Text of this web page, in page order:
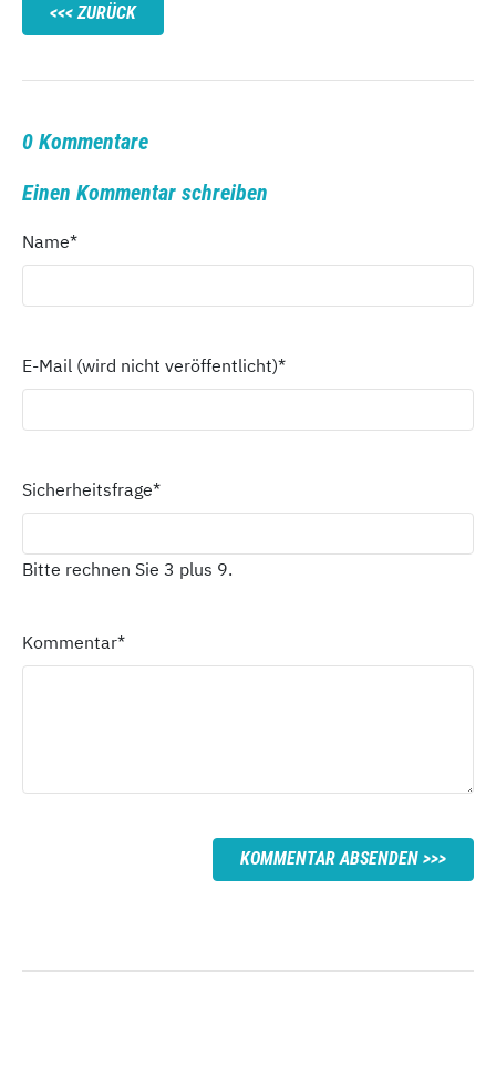
ZURÜCK
0 Kommentare
Einen Kommentar schreiben
Name*
E-Mail (wird nicht veröffentlicht)*
Sicherheitsfrage*
Bitte rechnen Sie 3 plus 9.
Kommentar*
KOMMENTAR ABSENDEN